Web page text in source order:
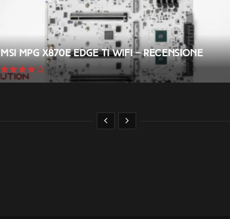
MSI MPG X870E EDGE TI WIFI – Recensione